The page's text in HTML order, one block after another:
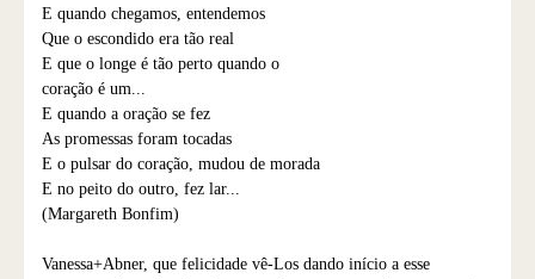
E quando chegamos, entendemos
Que o escondido era tão real
E que o longe é tão perto quando o
coração é um...
E quando a oração se fez
As promessas foram tocadas
E o pulsar do coração, mudou de morada
E no peito do outro, fez lar...
(Margareth Bonfim)
Vanessa+Abner, que felicidade vê-Los dando início a esse